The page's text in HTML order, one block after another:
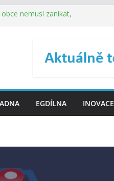
nemusí zanikat,
řízení (ISDŘ) je od
zveřejnil materiály
spouští novou
EGDÍLNA INOVACE